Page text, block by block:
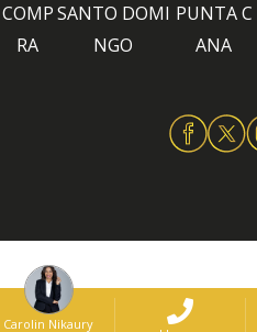
Carolin Nikaury
COMP
RA
SANTO DOMI
NGO
PUNTA C
ANA